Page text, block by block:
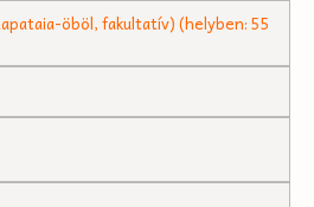
öböl, fakultatív) (helyben: 55